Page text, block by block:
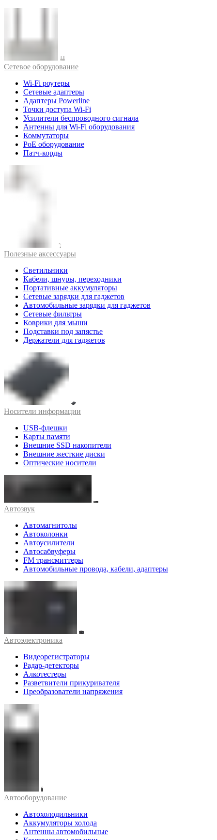
Cетевое оборудование
Wi-Fi роутеры
Сетевые адаптеры
Адаптеры Powerline
Точки доступа Wi-Fi
Усилители беспроводного сигнала
Антенны для Wi-Fi оборудования
Коммутаторы
PoE оборудование
Патч-корды
Полезные аксессуары
Светильники
Кабели, шнуры, переходники
Портативные аккумуляторы
Сетевые зарядки для гаджетов
Автомобильные зарядки для гаджетов
Сетевые фильтры
Коврики для мыши
Подставки под запястье
Держатели для гаджетов
Носители информации
USB-флешки
Карты памяти
Внешние SSD накопители
Внешние жесткие диски
Оптические носители
Автозвук
Автомагнитолы
Автоколонки
Автоусилители
Автосабвуферы
FM трансмиттеры
Автомобильные провода, кабели, адаптеры
Автоэлектроника
Видеорегистраторы
Радар-детекторы
Алкотестеры
Разветвители прикуривателя
Преобразователи напряжения
Автооборудование
Автохолодильники
Аккумуляторы холода
Антенны автомобильные